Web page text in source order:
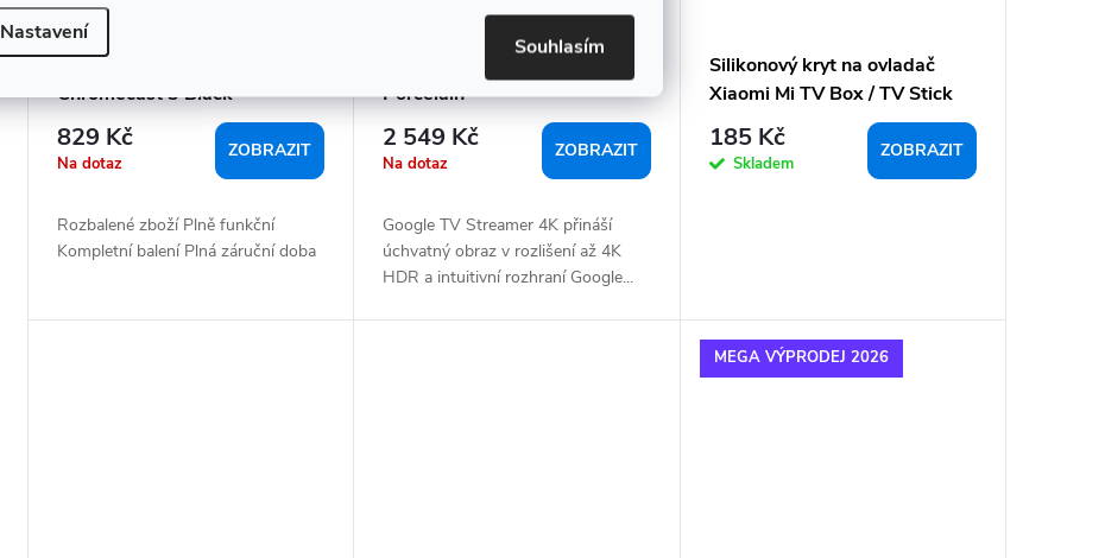
Nastavení
Souhlasím
ROZBALENO - Google
Chromecast 3 Black -
Multimediální centrum
829 Kč
Na dotaz
ZOBRAZIT
Rozbalené zboží Plně funkční
Kompletní balení Plná záruční doba
Porcelain
2 549 Kč
Na dotaz
ZOBRAZIT
Google TV Streamer 4K přináší
úchvatný obraz v rozlišení až 4K
HDR a intuitivní rozhraní Google...
Silikonový kryt na ovladač
Xiaomi Mi TV Box / TV Stick
185 Kč
Skladem
ZOBRAZIT
MEGA VÝPRODEJ 2026